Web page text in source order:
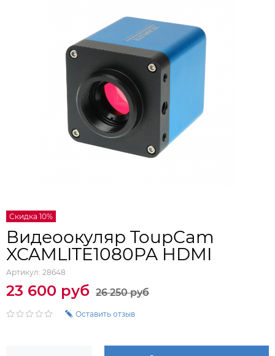
Скидка 10%
Видеоокуляр ToupCam
XCAMLITE1080PA HDMI
Артикул: 28648
23 600 руб 26 250 руб
Оставить отзыв